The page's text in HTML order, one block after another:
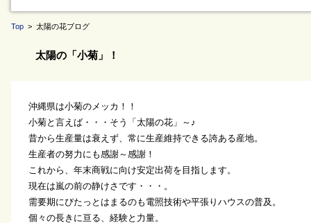
Top > 太陽の花ブログ
太陽の「小菊」！
沖縄県は小菊のメッカ！！
小菊と言えば・・・そう「太陽の花」～♪
昔から生産量は衰えず、常に生産維持できる誇ある産地。
生産者の努力にも感謝～感謝！
これから、年末商戦に向け安定出荷を目指します。
現在は嵐の前の静けさです・・・。
需要期にぴたっとはまるのも電照技術や平張りハウスの普及。
個々の長きに亘る、経験と力量。